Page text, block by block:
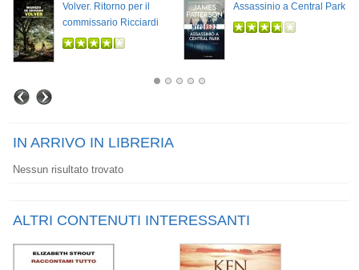
Volver. Ritorno per il
commissario Ricciardi
Assassinio a Central Park
IN ARRIVO IN LIBRERIA
Nessun risultato trovato
ALTRI CONTENUTI INTERESSANTI